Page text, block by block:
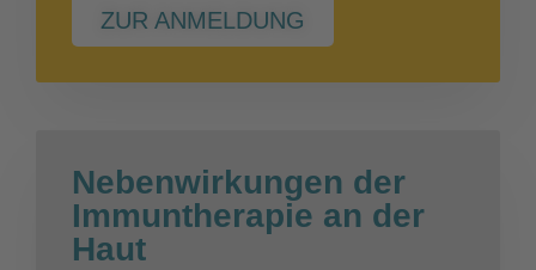
ZUR ANMELDUNG
Nebenwirkungen der
Immuntherapie an der
Haut